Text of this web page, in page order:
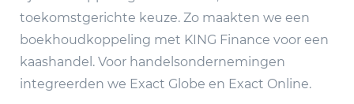
toekomstgerichte keuze. Zo maakten we een
boekhoudkoppeling met KING Finance voor een
kaashandel. Voor handelsondernemingen
integreerden we Exact Globe en Exact Online.